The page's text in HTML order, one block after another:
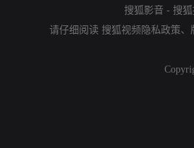
搜狐影音 - 搜
请仔细阅读 搜狐视频隐私政策、